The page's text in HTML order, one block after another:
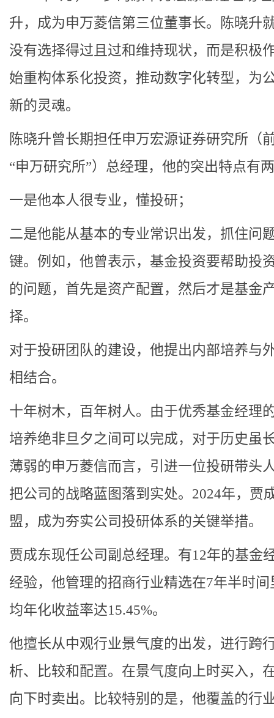
升，成为申万菱信第三位董事长。陈晓升
没有选择得过且过和维持现状，而是积极
始重构体系化投资，推动数字化转型，为
新的灵魂。
陈晓升曾长期担任申万宏源证券研究所（
“申万研究所”）总经理，他的突出特点有
一是他本人很专业，懂投研；
二是他能从基本的专业常识出发，抓住问
键。例如，他曾表示，基金投资要帮助投
的问题，首先是资产配置，然后才是基金
择。
对于投研团队的建设，他提出内部培养与
相结合。
十年树木，百年树人。由于优秀基金经理
培养绝非旦夕之间可以完成，对于历史虽
薄弱的申万菱信而言，引进一位投研带头
把公司的战略蓝图落到实处。2024年，贾
盟，成为夯实公司投研体系的关键举措。
贾成东现任公司副总经理。有12年的基金
经验，他管理的招商行业精选在7年半时间
均年化收益率达15.45%。
他擅长从中观行业景气度的出发，进行跨
析、比较和配置。在景气度向上时买入，
向下时卖出。比较特别的是，他覆盖的行